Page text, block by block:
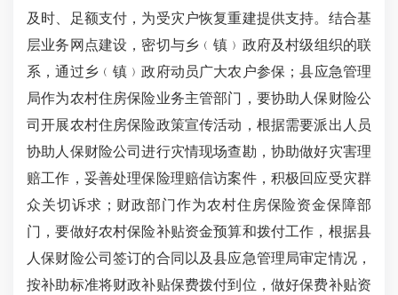
及时、足额支付，为受灾户恢复重建提供支持。结合基
层业务网点建设，密切与乡 ﹙镇 ﹚ 政府及村级组织的联
系，通过乡﹙镇 ﹚政府动员广大农户参保；县应急管理
局作为农村住房保险业务主管部门，要协助人保财险公
司开展农村住房保险政策宣传活动，根据需要派出人员
协助人保财险公司进行灾情现场查勘，协助做好灾害理
赔工作，妥善处理保险理赔信访案件，积极回应受灾群
众关切诉求；财政部门作为农村住房保险资金保障部
门，要做好农村保险补贴资金预算和拨付工作，根据县
人保财险公司签订的合同以及县应急管理局审定情况，
按补助标准将财政补贴保费拨付到位，做好保费补贴资